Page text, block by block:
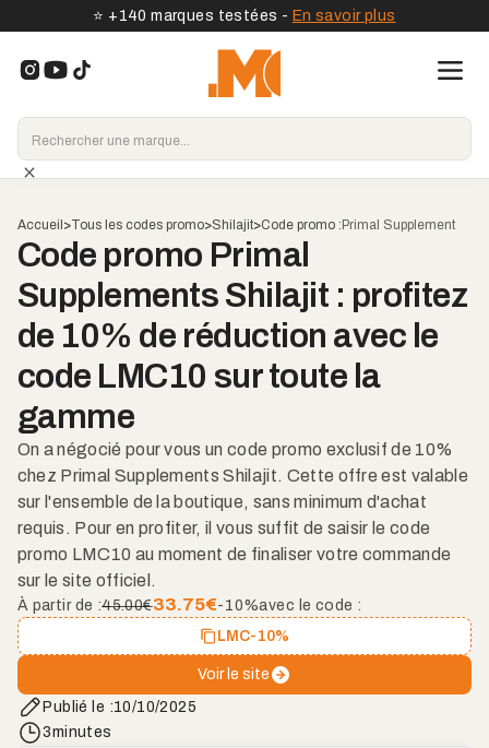
⭐️ +140 marques testées - En savoir plus
Accueil>Tous les codes promo>Shilajit>Code promo :Primal Supplement
Code promo Primal
Supplements Shilajit : profitez
de 10% de réduction avec le
code LMC10 sur toute la
gamme
On a négocié pour vous un code promo exclusif de 10%
chez Primal Supplements Shilajit. Cette offre est valable
sur l'ensemble de la boutique, sans minimum d'achat
requis. Pour en profiter, il vous suffit de saisir le code
promo LMC10 au moment de finaliser votre commande
sur le site officiel.
À partir de :45.00€33.75€-10%avec le code :
LMC-10%
Voir le site
Publié le :10/10/2025
3minutes